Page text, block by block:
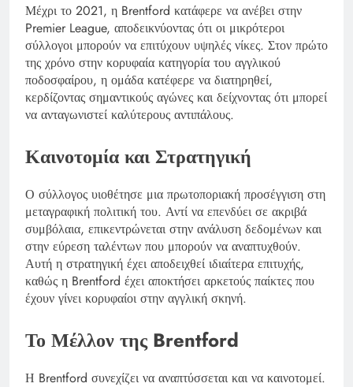
Μέχρι το 2021, η Brentford κατάφερε να ανέβει στην
Premier League, αποδεικνύοντας ότι οι μικρότεροι
σύλλογοι μπορούν να επιτύχουν υψηλές νίκες. Στον πρώτο
της χρόνο στην κορυφαία κατηγορία του αγγλικού
ποδοσφαίρου, η ομάδα κατέφερε να διατηρηθεί,
κερδίζοντας σημαντικούς αγώνες και δείχνοντας ότι μπορεί
να ανταγωνιστεί καλύτερους αντιπάλους.
Καινοτομία και Στρατηγική
Ο σύλλογος υιοθέτησε μια πρωτοποριακή προσέγγιση στη
μεταγραφική πολιτική του. Αντί να επενδύει σε ακριβά
συμβόλαια, επικεντρώνεται στην ανάλυση δεδομένων και
στην εύρεση ταλέντων που μπορούν να αναπτυχθούν.
Αυτή η στρατηγική έχει αποδειχθεί ιδιαίτερα επιτυχής,
καθώς η Brentford έχει αποκτήσει αρκετούς παίκτες που
έχουν γίνει κορυφαίοι στην αγγλική σκηνή.
Το Μέλλον της Brentford
Η Brentford συνεχίζει να αναπτύσσεται και να καινοτομεί.